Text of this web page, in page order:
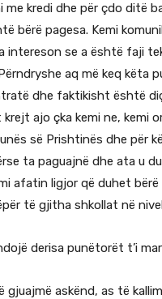
me kredi dhe për çdo ditë
bërë pagesa. Kemi
intereson se a është faji
aq më keq këta
dhe faktikisht është
ajo çka kemi ne, kemi
së Prishtinës dhe për
ta paguajnë dhe ata u
afatin ligjor që duhet
të gjitha shkollat në
derisa punëtorët t’i
gjuajmë askënd, as të